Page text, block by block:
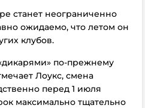
станет неограниченно
ожидаемо, что летом он
клубов.
по-прежнему
Лоукс, смена
перед 1 июля
максимально тщательно